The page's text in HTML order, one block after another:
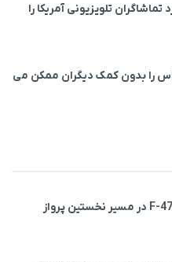
تماشاگران تلویزیونی آمریکا را
را بدون کمک دیگران ممکن می‌